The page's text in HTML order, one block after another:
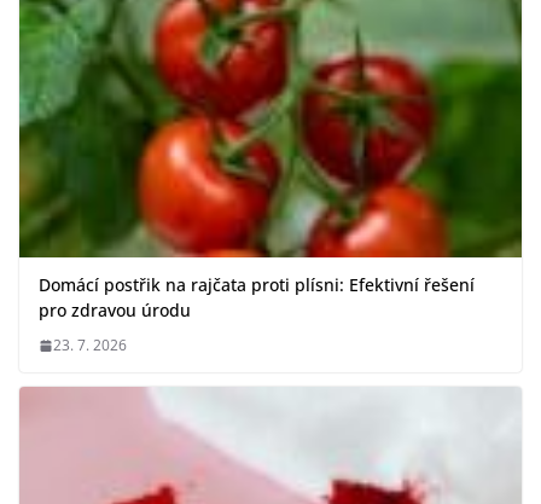
Domácí postřik na rajčata proti plísni: Efektivní řešení
pro zdravou úrodu
23. 7. 2026